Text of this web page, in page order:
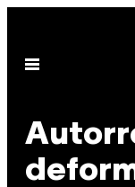
contenido
Abrir